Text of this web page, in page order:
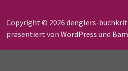
Copyright © 2026 denglers-
präsentiert von WordPress und Bam